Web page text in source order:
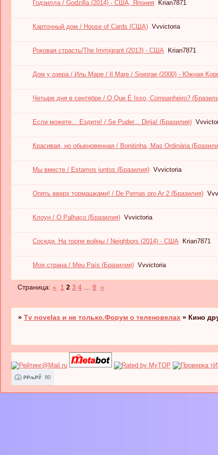
Годзилла / Godzilla (2014) - США, Япония Krian7871
Карточный дом / House of Cards (США) Vvvictoria
Роковая страсть/The Immigrant (2013) - США Krian7871
Дом у озера / Иль Маре / Il Mare / Siworae (2000) - Южная
Четыре дня в сентябре / O Que É Isso, Companheiro?
Если можете... Ездите! / Se Puder... Dirija! (Бразилия)
Красивая, но обыкновенная / Bonitinha, Mas Ordinária
Мы вместе / Estamos juntos (Бразилия) Vvvictoria
Опять вверх тормашками! / De Pernas pro Ar 2 (Бразилия)
Клоун / O Palhaço (Бразилия) Vvvictoria
Соседи. На тропе войны / Neighbors (2014) - США Krian7871
Моя страна / Meu País (Бразилия) Vvvictoria
Страница:« 1 2 3 4 8 »
»Tv novelas и не только.Форум о теленовелах » Кино
РРљРЎ 80